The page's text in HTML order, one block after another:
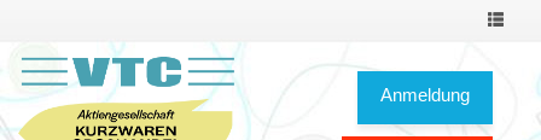
Toggle
Anmeldung